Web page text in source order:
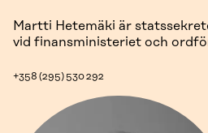
Martti Hetemäki är
vid finansministeriet och
+358 (295) 530 292